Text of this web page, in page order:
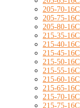
205-70-16C
205-75-16C
205-80-16C
215-35-16C
215-40-16C
215-45-16C
215-50-16C
215-55-16C
215-60-16C
215-65-16C
215-70-16C
215-75-16C